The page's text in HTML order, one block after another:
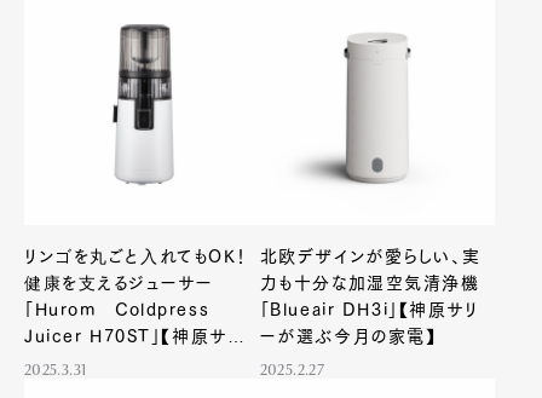
リンゴを丸ごと入れてもOK！
健康を支えるジューサー
「Hurom Coldpress
Juicer H70ST」【神原サリー
が選ぶ今月の家電】
2025.3.31
北欧デザインが愛らしい、実
力も十分な加湿空気清浄機
「Blueair DH3i」【神原サリ
ーが選ぶ今月の家電】
2025.2.27